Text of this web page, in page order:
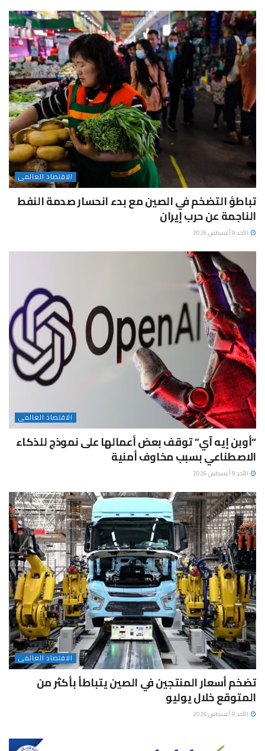
الاقتصاد العالمى
تباطؤ التضخم في الصين مع بدء انحسار صدمة النفط
الناجمة عن حرب إيران
الأحد 9 أغسطس 2026
الاقتصاد العالمى
“أوبن إيه آي” توقف بعض أعمالها على نموذج للذكاء
الاصطناعي بسبب مخاوف أمنية
الأحد 9 أغسطس 2026
الاقتصاد العالمى
تضخم أسعار المنتجين في الصين يتباطأ بأكثر من
المتوقع خلال يوليو
الأحد 9 أغسطس 2026